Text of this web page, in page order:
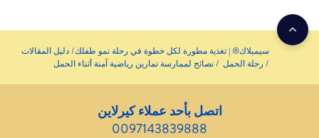
سيميلاك® | تغذية مطورة لكل خطوة في رحلة نمو طفلك دليل المقالات
رحلة الحمل
نصائح لممارسة تمارين رياضية آمنة أثناء الحمل
اتصل بأحد عملاء كيرلاين
0097143839888